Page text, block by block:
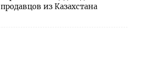
продавцов из Казахстана